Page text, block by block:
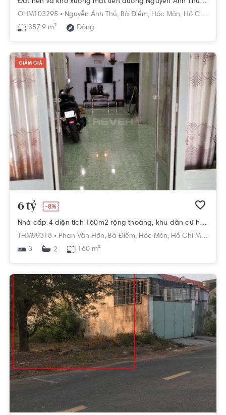
Đất nền và kho xưởng mặt tiền đường Nguyễn Ánh Thủ, diện tích 357.9m2.
OHM103295 • Nguyễn Ánh Thủ, Bà Điểm, Hóc Môn, Hồ Chí Minh
357.9 m²
Đông
GIẢM GIÁ
6 tỷ -8%
Nhà cấp 4 diện tích 160m2 rộng thoáng, khu dân cư hiện hữu.
THM99318 • Phan Văn Hớn, Bà Điểm, Hóc Môn, Hồ Chí Minh
3
2 160 m²